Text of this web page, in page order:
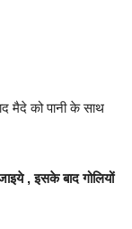
मैदे को पानी के साथ
, इसके बाद गोलियों